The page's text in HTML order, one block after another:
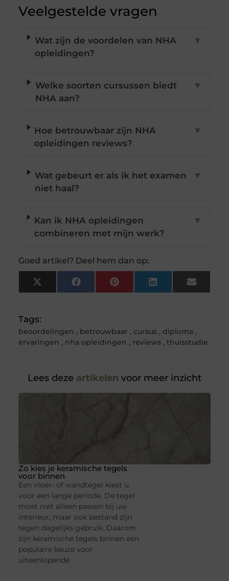
Veelgestelde vragen
Wat zijn de voordelen van NHA
opleidingen?
▼
Welke soorten cursussen biedt
NHA aan?
▼
Hoe betrouwbaar zijn NHA
opleidingen reviews?
▼
Wat gebeurt er als ik het examen
niet haal?
▼
Kan ik NHA opleidingen
combineren met mijn werk?
▼
Goed artikel? Deel hem dan op:
X
(Twitter)
FacebookPinterestLinkedInEmail
Tags:
beoordelingen , betrouwbaar , cursus, diploma ,
ervaringen , nha opleidingen , reviews, thuisstudie
Lees deze artikelen voor meer inzicht
Zo kies je keramische tegels
voor binnen
Een vloer- of wandtegel kiest u
voor een lange periode. De tegel
moet niet alleen passen bij uw
interieur, maar ook bestand zijn
tegen dagelijks gebruik. Daarom
zijn keramische tegels binnen een
populaire keuze voor
uiteenlopende